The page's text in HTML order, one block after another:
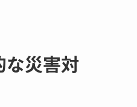
災害対